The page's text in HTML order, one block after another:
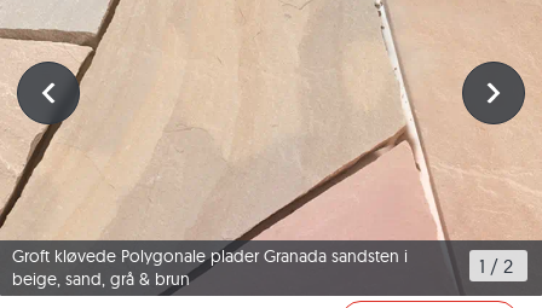
Groft kløvede Polygonale plader Granada sandsten i
beige, sand, grå & brun
1 / 2